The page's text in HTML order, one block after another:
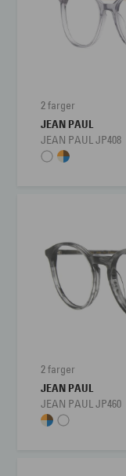
2 farger
JEAN PAUL
JEAN PAUL JP408
2 farger
JEAN PAUL
JEAN PAUL JP460